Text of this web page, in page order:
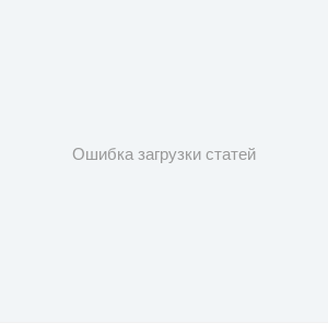
Ошибка загрузки статей